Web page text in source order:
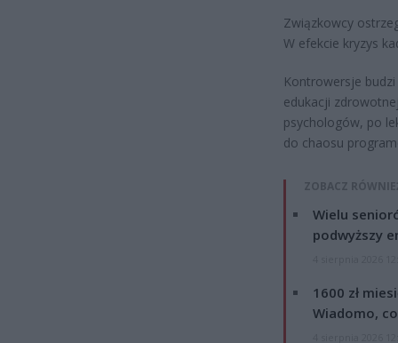
Związkowcy
W efekcie kryzys
Kontrowersje
edukacji
psychologów, po
do chaosu
ZOBACZ
Wielu
podwyższy
1600 zł
Wiadomo,